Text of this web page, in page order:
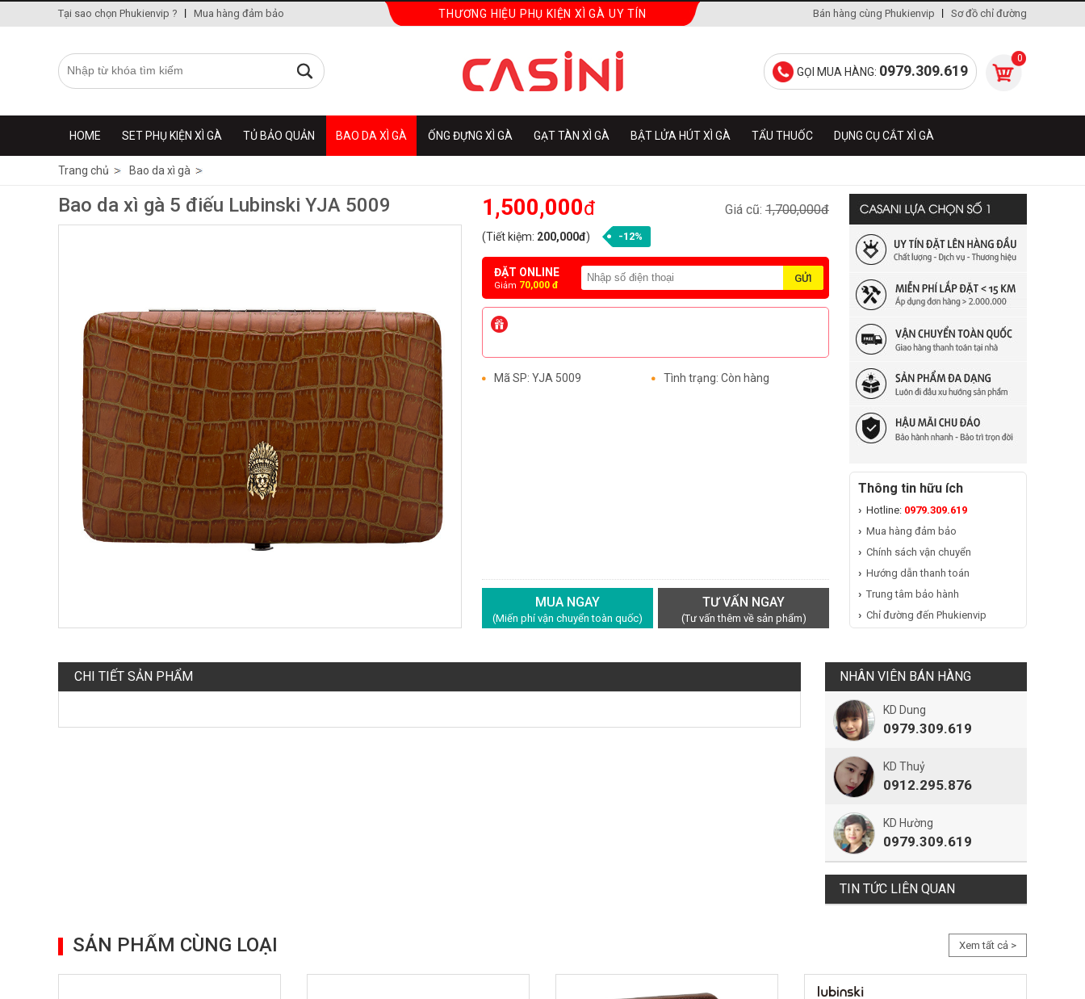
THƯƠNG HIỆU PHỤ KIỆN XÌ GÀ UY TÍN Sơ đồ chỉ đường
Bán hàng cùng Phukienvip
Tại sao chọn Phukienvip ? Mua hàng đảm bảo
0
GỌI MUA HÀNG: 0979.309.619
HOME SET PHỤ KIỆN XÌ GÀ TỦ BẢO QUẢN BAO DA XÌ GÀ ỐNG ĐỰNG XÌ GÀ GẠT TÀN XÌ GÀ BẬT LỬA HÚT XÌ GÀ TẨU THUỐC DỤNG CỤ CẮT XÌ GÀ
Trang chủ Bao da xì gà
Bao da xì gà 5 điếu Lubinski YJA 5009 Giá cũ: 1,700,000đ
1,500,000đ
(Tiết kiệm: 200,000đ) -12%
ĐẶT ONLINE
Giảm 70,000 đ
Mã SP: YJA 5009 Tình trạng: Còn hàng
MUA NGAY
(Miến phí vận chuyển toàn quốc)
TƯ VẤN NGAY
(Tư vấn thêm về sản phẩm)
Thông tin hữu ích
Hotline: 0979.309.619
Mua hàng đảm bảo
Chính sách vận chuyển
Hướng dẫn thanh toán
Trung tâm bảo hành
Chỉ đường đến Phukienvip
NHÂN VIÊN BÁN HÀNG
KD Dung
0979.309.619
KD Thuỷ
0912.295.876
KD Hường
0979.309.619
TIN TỨC LIÊN QUAN
CHI TIẾT SẢN PHẨM
Xem tất cả >
SẢN PHẨM CÙNG LOẠI